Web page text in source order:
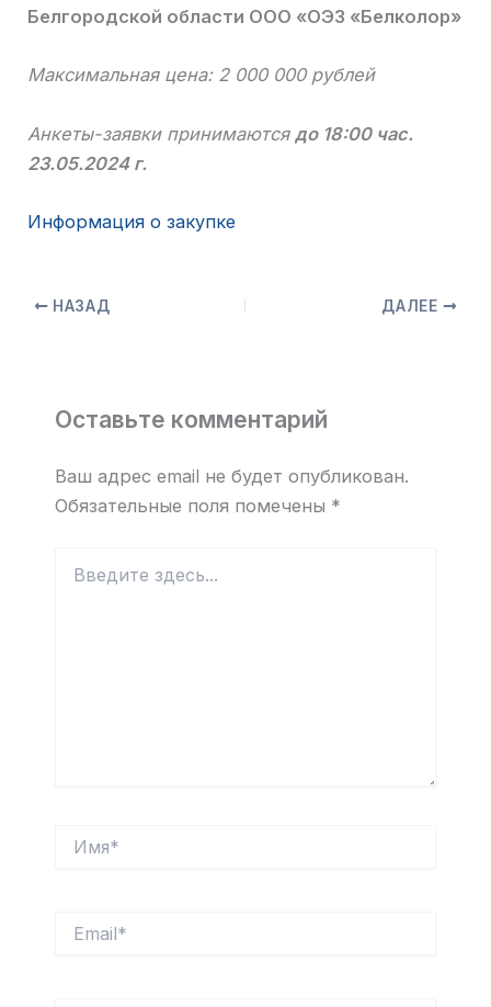
Белгородской области ООО «ОЭЗ «Белколор»
Максимальная цена:2 000 000 рублей
Анкеты-заявки принимаютсядо 18:00 час.
23.05.2024 г.
Информация о закупке
НАЗАД ДАЛЕЕ
Оставьте комментарий
Ваш адрес email не будет опубликован.
Обязательные поля помечены *
здесь...